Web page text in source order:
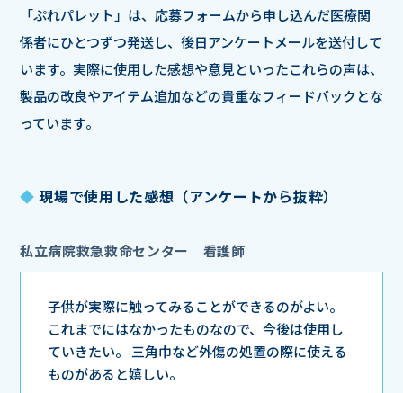
「ぷれパレット」は、応募フォームから申し込んだ医療関
係者にひとつずつ発送し、後日アンケートメールを送付して
います。実際に使用した感想や意見といったこれらの声は、
製品の改良やアイテム追加などの貴重なフィードバックとな
っています。
◆ 現場で使用した感想（アンケートから抜粋）
私立病院救急救命センター 看護師
子供が実際に触ってみることができるのがよい。
これまでにはなかったものなので、今後は使用し
ていきたい。
三角巾など外傷の処置の際に使える
ものがあると嬉しい。